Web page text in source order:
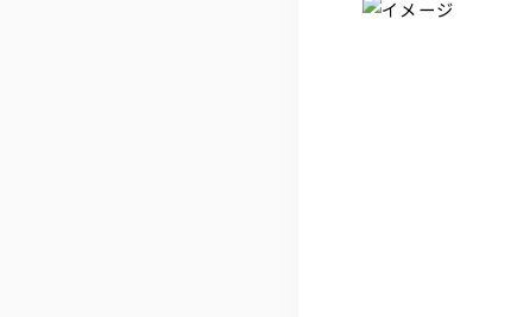
ウーロン茶、ジャスミン茶、オレンジ